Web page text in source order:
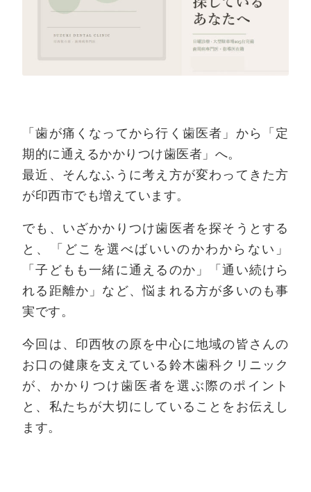
「歯が痛くなってから行く歯医者」から「定
期的に通えるかかりつけ歯医者」へ。
最近、そんなふうに考え方が変わってきた方
が印西市でも増えています。
でも、いざかかりつけ歯医者を探そうとする
と、「どこを選べばいいのかわからない」
「子どもも一緒に通えるのか」「通い続けら
れる距離か」など、悩まれる方が多いのも事
実です。
今回は、印西牧の原を中心に地域の皆さんの
お口の健康を支えている鈴木歯科クリニック
が、かかりつけ歯医者を選ぶ際のポイント
と、私たちが大切にしていることをお伝えし
ます。